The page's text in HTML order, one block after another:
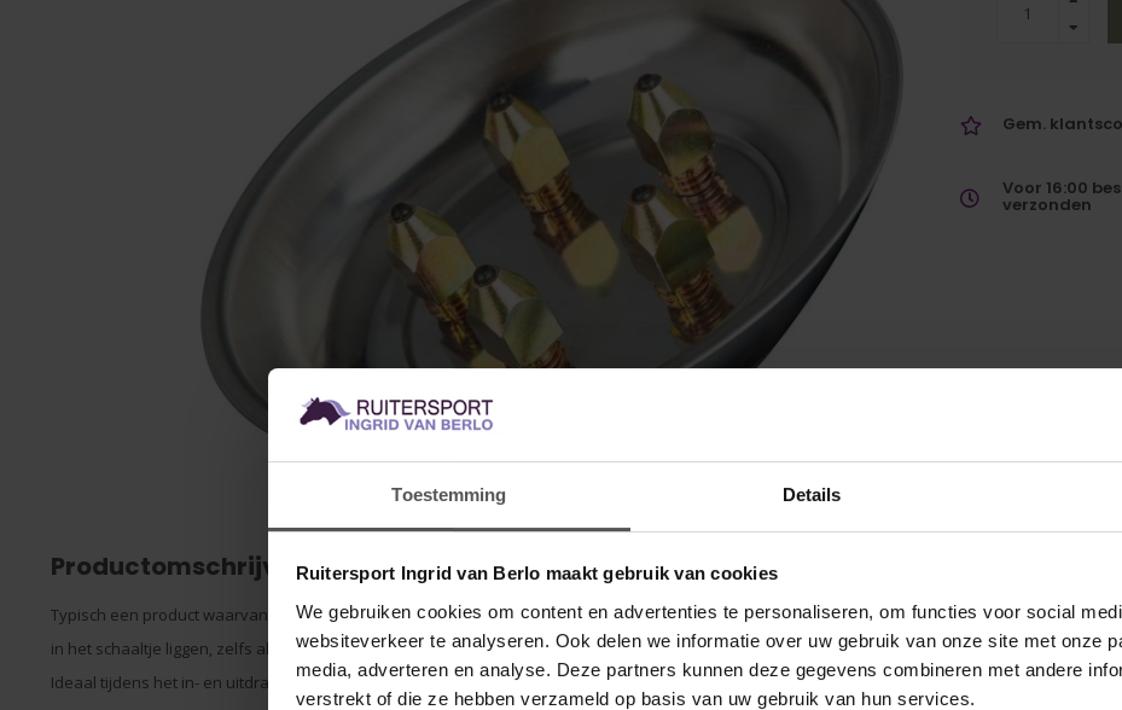
Toestemming Details
Ruitersport Ingrid van Berlo maakt gebruik van cookies
We gebruiken cookies om content en advertenties te personaliseren, om functies voor social
websiteverkeer te analyseren. Ook delen we informatie over uw gebruik van onze site met onze
media, adverteren en analyse. Deze partners kunnen deze gegevens combineren met andere
verstrekt of die ze hebben verzameld op basis van uw gebruik van hun services.
Gem.
Voor 16:00
verzonden
Productomschrijving
Typisch een product waarvan je niet wist dat je het nodig had. Door de sterke magneet blijven kalkoenen onbeweeglijk
in het schaaltje liggen, zelfs als je het schaaltje ondersteboven houdt of als een paard te¬gen het schaaltje aantikt.
Ideaal tijdens het in- en uitdraaien van kalkoenen. Past door het compacte formaat in iedere poetskist.